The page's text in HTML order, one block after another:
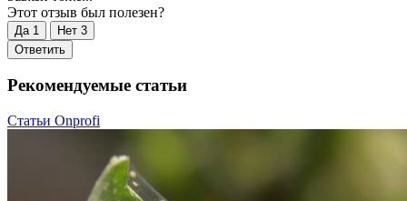
Этот отзыв был полезен?
Да 1 Нет 3
Ответить
Рекомендуемые статьи
Статьи Onprofi